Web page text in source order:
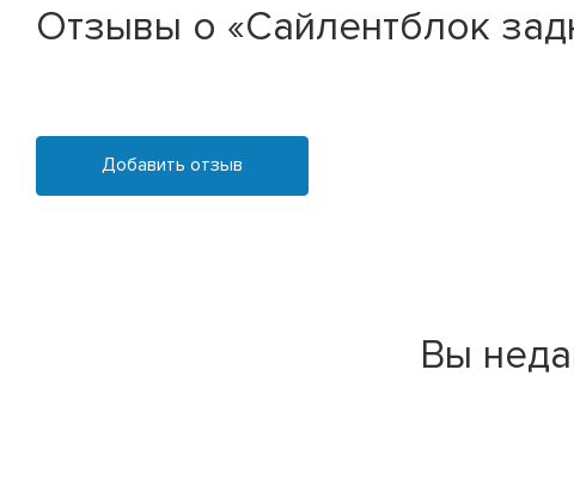
Отзывы о «Сайлентблок
Добавить отзыв
Вы